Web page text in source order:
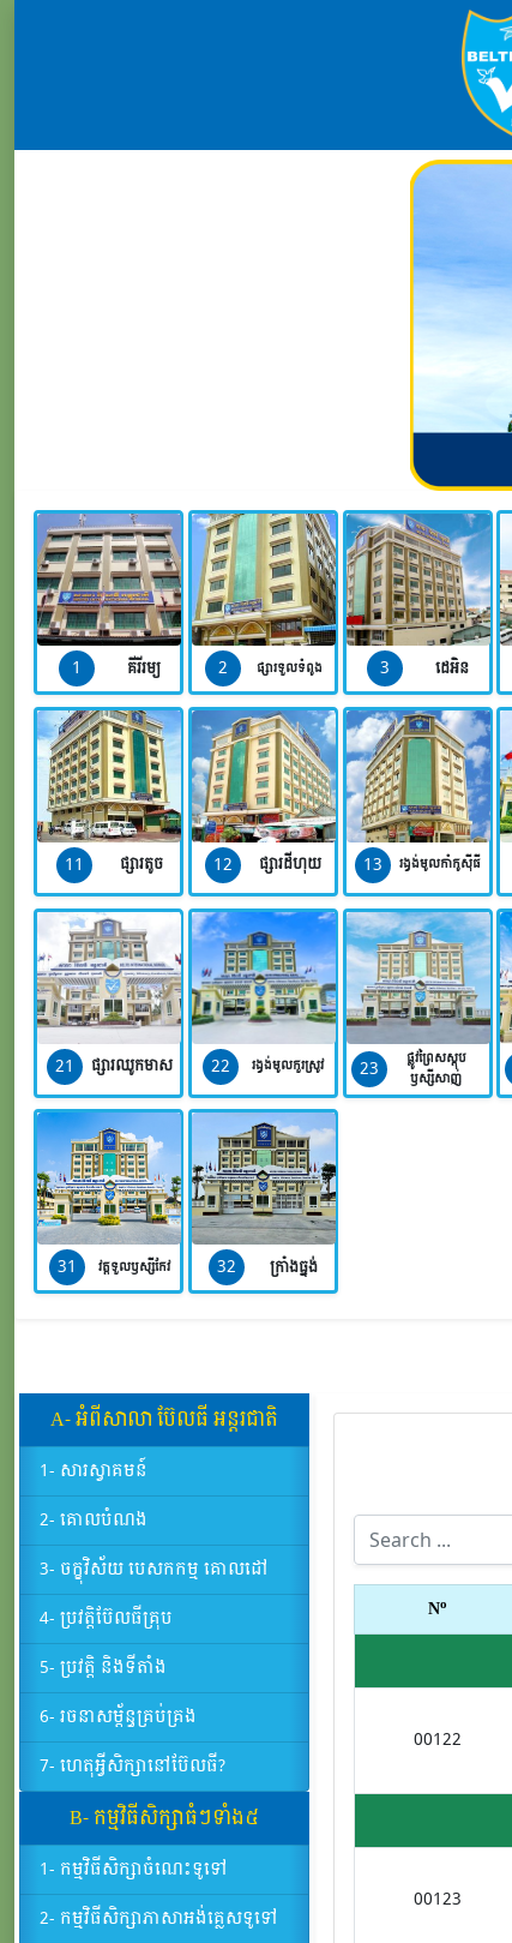
1 គីរីរម្យ 2 ផ្សារទួលទំពូង 3 ដេអិន
11 ផ្សារតូច 12 ផ្សារដីហុយ 13 រង្វង់មូលកាំកូស៊ីធី
21 ផ្សារឈូកមាស 22 រង្វង់មូលកួរស្រូវ 23
ផ្លូវព្រៃសស្តុប
ឫស្សីសាញ់
31 វត្តទួលឫស្សីកែវ 32 ក្រាំងធ្នង់
A- អំពីសាលា​ ប៊ែលធី​ អន្តរជាតិ
1- សារស្វាគមន៍
2- គោលបំណង
3- ចក្ខុវិស័យ បេសកកម្ម គោលដៅ
4- ប្រវត្តិប៊ែលធីគ្រុប
5- ប្រវត្តិ និងទីតាំង
6- រចនាសម្ព័ន្ធគ្រប់គ្រង
7- ហេតុអ្វីសិក្សានៅប៊ែលធី?
B- កម្មវិធីសិក្សាធំៗទាំង៥
1- កម្មវិធីសិក្សាចំណេះទូទៅ
2- កម្មវិធីសិក្សាភាសាអង់គ្លេសទូទៅ
No
00122
00123